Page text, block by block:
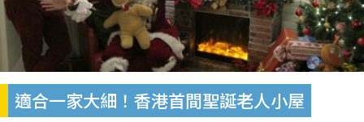
適合一家大細！香港首間聖誕老人小屋